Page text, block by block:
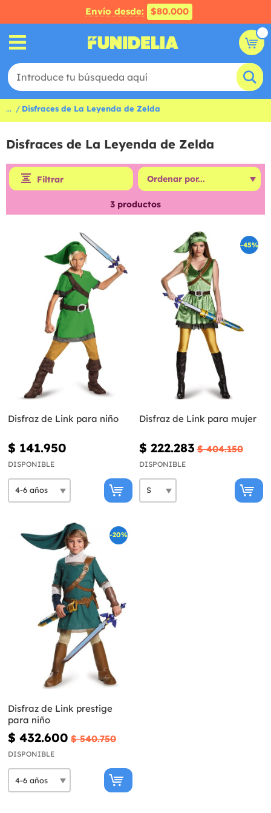
Envío desde: $80.000
... Disfraces de La Leyenda de Zelda
Disfraces de La Leyenda de Zelda
Filtrar
3 productos
Disfraz de Link para niño
$ 141.950
DISPONIBLE
-45%
Disfraz de Link para mujer
$ 222.283 $ 404.150
DISPONIBLE
-20%
Disfraz de Link prestige
para niño
$ 432.600 $ 540.750
DISPONIBLE